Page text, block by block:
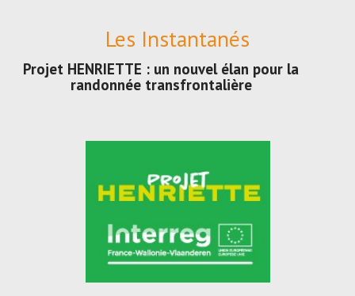
Les Instantanés
Projet HENRIETTE : un nouvel élan pour la
randonnée transfrontalière